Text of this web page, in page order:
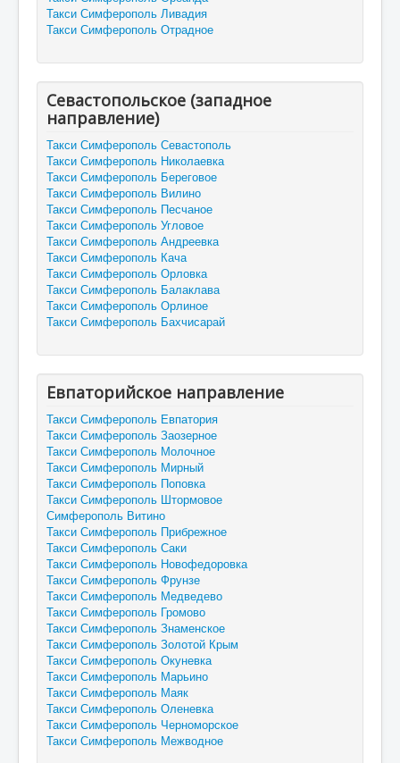
Такси Симферополь Ливадия
Такси Симферополь Отрадное
Севастопольское (западное
направление)
Такси Симферополь Севастополь
Такси Симферополь Николаевка
Такси Симферополь Береговое
Такси Симферополь Вилино
Такси Симферополь Песчаное
Такси Симферополь Угловое
Такси Симферополь Андреевка
Такси Симферополь Кача
Такси Симферополь Орловка
Такси Симферополь Балаклава
Такси Симферополь Орлиное
Такси Симферополь Бахчисарай
Евпаторийское направление
Такси Симферополь Евпатория
Такси Симферополь Заозерное
Такси Симферополь Молочное
Такси Симферополь Мирный
Такси Симферополь Поповка
Такси Симферополь Штормовое
Симферополь Витино
Такси Симферополь Прибрежное
Такси Симферополь Саки
Такси Симферополь Новофедоровка
Такси Симферополь Фрунзе
Такси Симферополь Медведево
Такси Симферополь Громово
Такси Симферополь Знаменское
Такси Симферополь Золотой Крым
Такси Симферополь Окуневка
Такси Симферополь Марьино
Такси Симферополь Маяк
Такси Симферополь Оленевка
Такси Симферополь Черноморское
Такси Симферополь Межводное